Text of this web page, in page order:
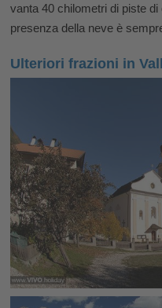
vanta 40 chilometri di piste
presenza della neve è
Ulteriori frazioni in